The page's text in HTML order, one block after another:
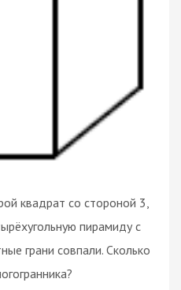
квадрат со стороной 3,
пирамиду с
грани совпали. Сколько